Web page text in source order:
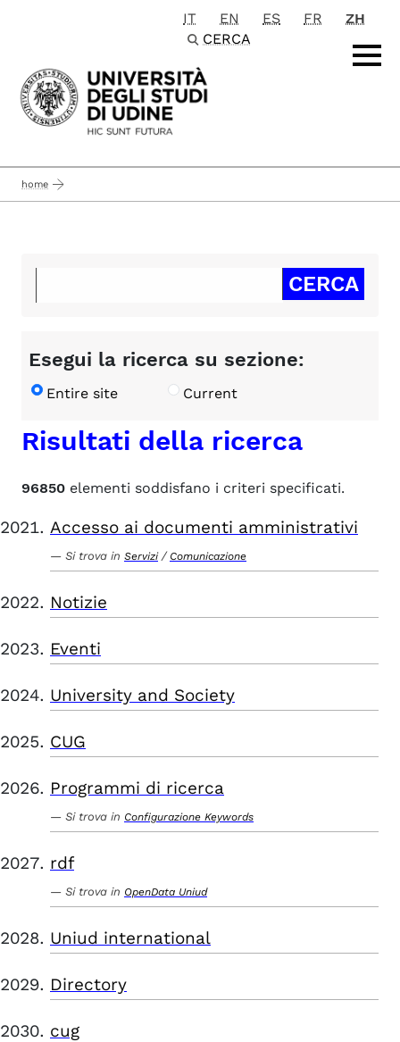
Passa al contenuto principale
IT EN ES FR
ZH
CERCA
home
Esegui la ricerca su sezione:
Entire site Current
Risultati della ricerca
96850 elementi soddisfano i criteri specificati.
Accesso ai documenti amministrativi
Si trova in Servizi / Comunicazione
Notizie
Eventi
University and Society
CUG
Programmi di ricerca
Si trova in Configurazione Keywords
rdf
Si trova in OpenData Uniud
Uniud international
Directory
cug